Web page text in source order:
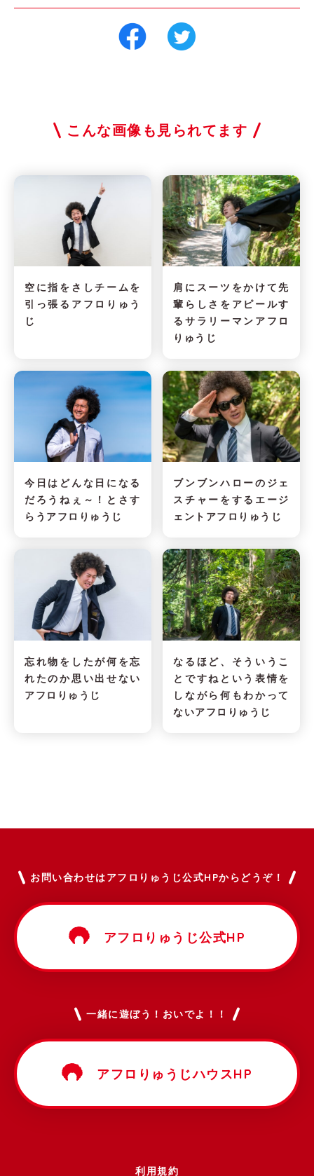
こんな画像も見られてます
空に指をさしチームを
引っ張るアフロりゅう
じ
肩にスーツをかけて先
輩らしさをアピールす
るサラリーマンアフロ
りゅうじ
今日はどんな日になる
だろうねぇ～！とさす
らうアフロりゅうじ
ブンブンハローのジェ
スチャーをするエージ
ェントアフロりゅうじ
忘れ物をしたが何を忘
れたのか思い出せない
アフロりゅうじ
なるほど、そういうこ
とですねという表情を
しながら何もわかって
ないアフロりゅうじ
お問い合わせはアフロりゅうじ公式HPからどうぞ！
アフロりゅうじ公式HP
一緒に遊ぼう！おいでよ！！
アフロりゅうじハウスHP
利用規約